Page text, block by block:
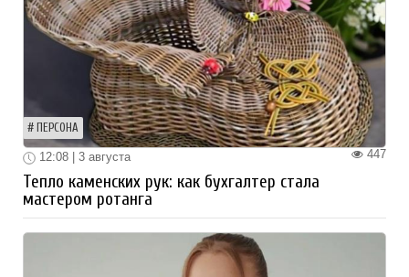
ПЕРСОНА
447
12:08 | 3 августа
Тепло каменских рук: как бухгалтер стала
мастером ротанга